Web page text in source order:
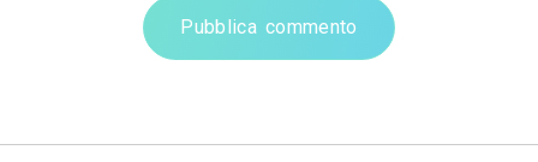
Pubblica commento